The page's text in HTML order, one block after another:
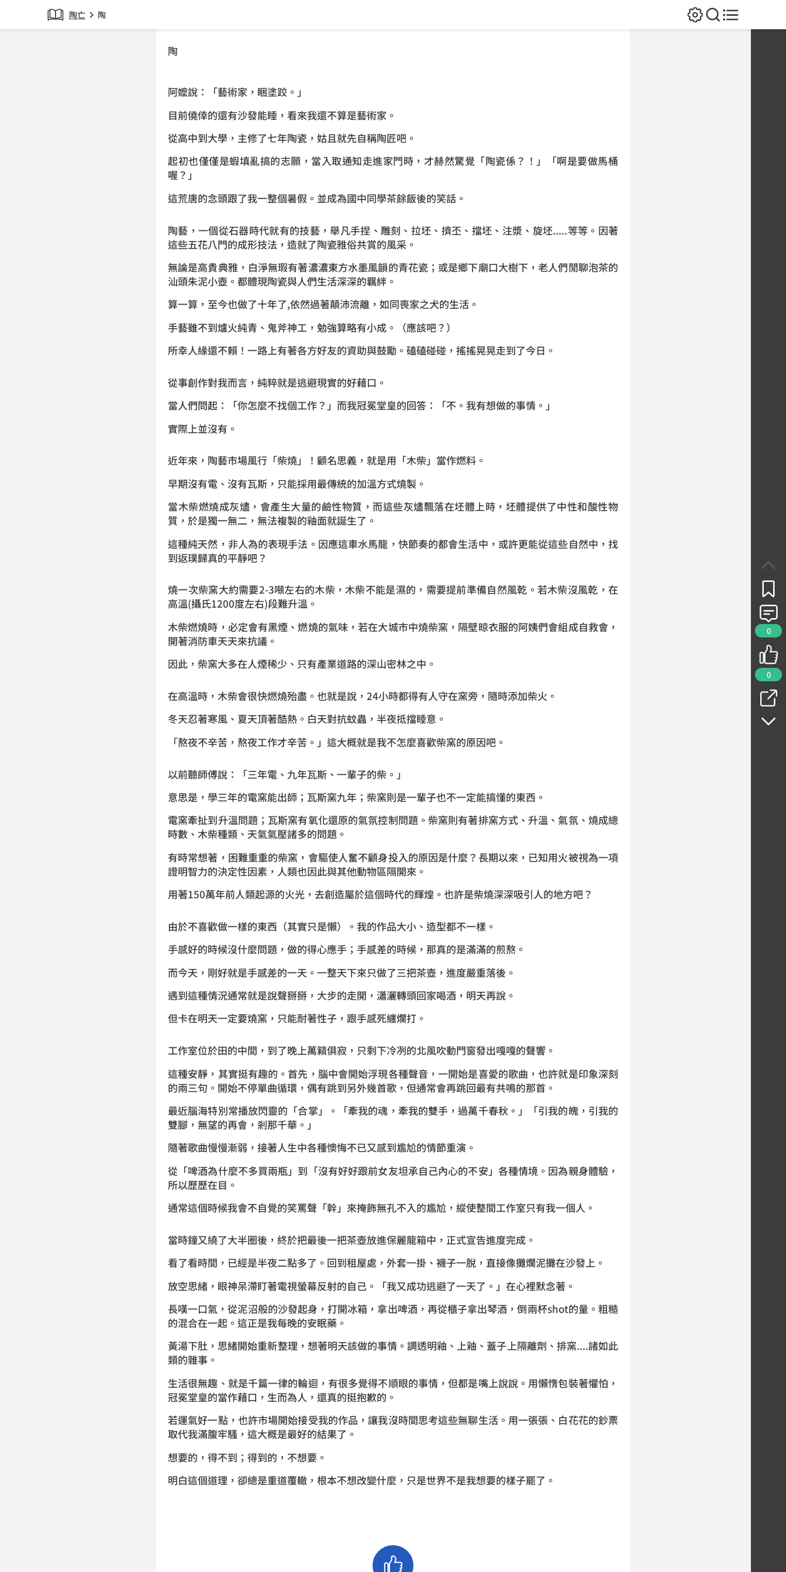
陶亡 chevron_right 陶
0
0
陶
阿嬤說：「藝術家，睏塗跤。」
目前僥倖的還有沙發能睡，看來我還不算是藝術家。
從高中到大學，主修了七年陶瓷，姑且就先自稱陶匠吧。
起初也僅僅是蝦填亂搞的志願，當入取通知走進家門時，才赫然驚覺「陶瓷係？！」「啊是要做馬桶
喔？」
這荒唐的念頭跟了我一整個暑假。並成為國中同學茶餘飯後的笑話。
陶藝，一個從石器時代就有的技藝，舉凡手捏、雕刻、拉坯、擠丕、擋坯、注漿、旋坯.....等等。因著
這些五花八門的成形技法，造就了陶瓷雅俗共賞的風采。
無論是高貴典雅，白淨無瑕有著濃濃東方水墨風韻的青花瓷；或是鄉下廟口大樹下，老人們閒聊泡茶的
汕頭朱泥小壺。都體現陶瓷與人們生活深深的羈絆。
算一算，至今也做了十年了,依然過著顛沛流離，如同喪家之犬的生活。
手藝雖不到爐火純青、鬼斧神工，勉強算略有小成。（應該吧？）
所幸人緣還不賴！一路上有著各方好友的資助與鼓勵。磕磕碰碰，搖搖晃晃走到了今日。
從事創作對我而言，純粹就是逃避現實的好藉口。
當人們問起：「你怎麼不找個工作？」而我冠冕堂皇的回答：「不。我有想做的事情。」
實際上並沒有。
近年來，陶藝市場風行「柴燒」！顧名思義，就是用「木柴」當作燃料。
早期沒有電、沒有瓦斯，只能採用最傳統的加溫方式燒製。
當木柴燃燒成灰燼，會產生大量的鹼性物質，而這些灰燼飄落在坯體上時，坯體提供了中性和酸性物
質，於是獨一無二，無法複製的釉面就誕生了。
這種純天然，非人為的表現手法。因應這車水馬龍，快節奏的都會生活中，或許更能從這些自然中，找
到返璞歸真的平靜吧？
燒一次柴窯大約需要2-3噸左右的木柴，木柴不能是濕的，需要提前準備自然風乾。若木柴沒風乾，在
高溫(攝氏1200度左右)段難升溫。
木柴燃燒時，必定會有黑煙、燃燒的氣味，若在大城市中燒柴窯，隔壁晾衣服的阿姨們會組成自救會，
開著消防車天天來抗議。
因此，柴窯大多在人煙稀少、只有產業道路的深山密林之中。
在高溫時，木柴會很快燃燒殆盡。也就是說，24小時都得有人守在窯旁，隨時添加柴火。
冬天忍著寒風、夏天頂著酷熱。白天對抗蚊蟲，半夜抵擋睡意。
「熬夜不辛苦，熬夜工作才辛苦。」這大概就是我不怎麼喜歡柴窯的原因吧。
以前聽師傅說：「三年電、九年瓦斯、一輩子的柴。」
意思是，學三年的電窯能出師；瓦斯窯九年；柴窯則是一輩子也不一定能搞懂的東西。
電窯牽扯到升溫問題；瓦斯窯有氧化還原的氣氛控制問題。柴窯則有著排窯方式、升溫、氣氛、燒成總
時數、木柴種類、天氣氣壓諸多的問題。
有時常想著，困難重重的柴窯，會驅使人奮不顧身投入的原因是什麼？長期以來，已知用火被視為一項
證明智力的決定性因素，人類也因此與其他動物區隔開來。
用著150萬年前人類起源的火光，去創造屬於這個時代的輝煌。也許是柴燒深深吸引人的地方吧？
由於不喜歡做一樣的東西（其實只是懶）。我的作品大小、造型都不一樣。
手感好的時候沒什麼問題，做的得心應手；手感差的時候，那真的是滿滿的煎熬。
而今天，剛好就是手感差的一天。一整天下來只做了三把茶壺，進度嚴重落後。
遇到這種情況通常就是說聲掰掰，大步的走開，瀟灑轉頭回家喝酒，明天再說。
但卡在明天一定要燒窯，只能耐著性子，跟手感死纏爛打。
工作室位於田的中間，到了晚上萬籟俱寂，只剩下冷冽的北風吹動門窗發出嘎嘎的聲響。
這種安靜，其實挺有趣的。首先，腦中會開始浮現各種聲音，一開始是喜愛的歌曲，也許就是印象深刻
的兩三句。開始不停單曲循環，偶有跳到另外幾首歌，但通常會再跳回最有共鳴的那首。
最近腦海特別常播放閃靈的「合掌」。「牽我的魂，牽我的雙手，過萬千春秋。」「引我的魄，引我的
雙腳，無望的再會，剎那千華。」
隨著歌曲慢慢漸弱，接著人生中各種懊悔不已又感到尷尬的情節重演。
從「啤酒為什麼不多買兩瓶」到「沒有好好跟前女友坦承自己內心的不安」各種情境。因為親身體驗，
所以歷歷在目。
通常這個時候我會不自覺的笑罵聲「幹」來掩飾無孔不入的尷尬，縱使整間工作室只有我一個人。
當時鐘又繞了大半圈後，終於把最後一把茶壺放進保麗龍箱中，正式宣告進度完成。
看了看時間，已經是半夜二點多了。回到租屋處，外套一掛、襪子一脫，直接像攤爛泥攤在沙發上。
放空思緒，眼神呆滯盯著電視螢幕反射的自己。「我又成功逃避了一天了。」在心裡默念著。
長嘆一口氣，從泥沼般的沙發起身，打開冰箱，拿出啤酒，再從櫃子拿出琴酒，倒兩杯shot的量。粗糙
的混合在一起。這正是我每晚的安眠藥。
黃湯下肚，思緒開始重新整理，想著明天該做的事情。調透明釉、上釉、蓋子上隔離劑、排窯....諸如此
類的雜事。
生活很無趣、就是千篇一律的輪迴，有很多覺得不順眼的事情，但都是嘴上說說。用懶惰包裝著懼怕，
冠冕堂皇的當作藉口，生而為人，還真的挺抱歉的。
若運氣好一點，也許市場開始接受我的作品，讓我沒時間思考這些無聊生活。用一張張、白花花的鈔票
取代我滿腹牢騷，這大概是最好的結果了。
想要的，得不到；得到的，不想要。
明白這個道理，卻總是重道覆轍，根本不想改變什麼，只是世界不是我想要的樣子罷了。